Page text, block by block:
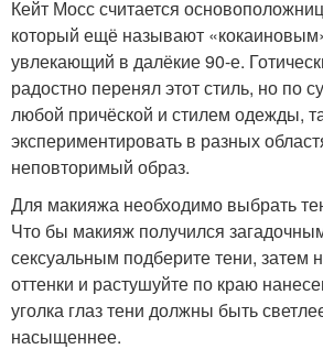
Кейт Мосс считается
который ещё называют
увлекающий в далёкие 90-е.
радостно перенял этот стиль, но по
любой причёской и стилем одежды,
экспериментировать в разных
неповторимый образ.
Для макияжа необходимо выбрать
Что бы макияж получился
сексуальным подберите тени, затем
оттенки и растушуйте по краю
уголка глаз тени должны быть
насыщеннее.